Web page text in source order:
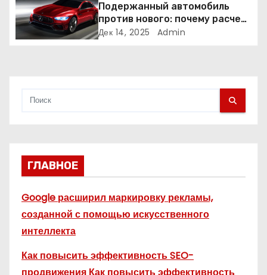
и
с
Подержанный автомобиль
против нового: почему расчет
часто подводит
Дек 14, 2025 Admin
ГЛАВНОЕ
Google расширил маркировку рекламы,
созданной с помощью искусственного
интеллекта
Как повысить эффективность SEO-